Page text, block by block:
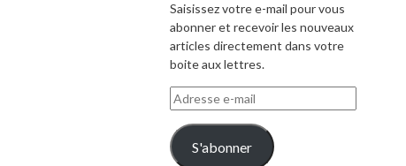
Saisissez votre e-mail pour vous
abonner et recevoir les nouveaux
articles directement dans votre
boite aux lettres.
Adresse
e-
mail
S'abonner